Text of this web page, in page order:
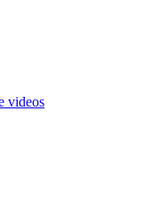
videos